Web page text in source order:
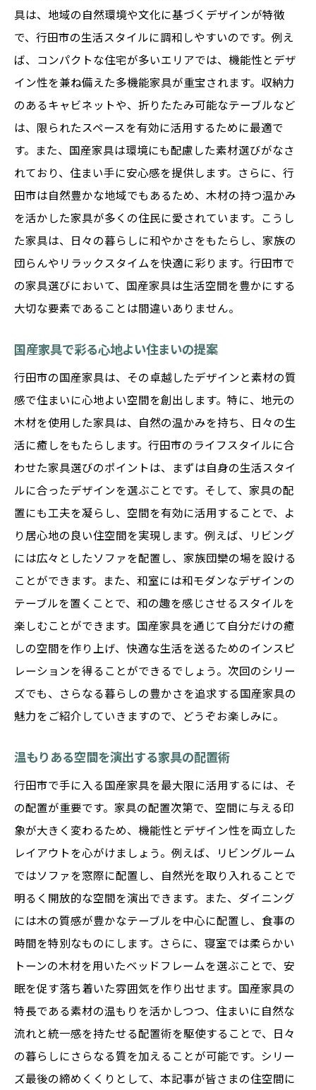
具は、地域の自然環境や文化に基づくデザインが特徴
で、行田市の生活スタイルに調和しやすいのです。例え
ば、コンパクトな住宅が多いエリアでは、機能性とデザ
イン性を兼ね備えた多機能家具が重宝されます。収納力
のあるキャビネットや、折りたたみ可能なテーブルなど
は、限られたスペースを有効に活用するために最適で
す。また、国産家具は環境にも配慮した素材選びがなさ
れており、住まい手に安心感を提供します。さらに、行
田市は自然豊かな地域でもあるため、木材の持つ温かみ
を活かした家具が多くの住民に愛されています。こうし
た家具は、日々の暮らしに和やかさをもたらし、家族の
団らんやリラックスタイムを快適に彩ります。行田市で
の家具選びにおいて、国産家具は生活空間を豊かにする
大切な要素であることは間違いありません。
国産家具で彩る心地よい住まいの提案
行田市の国産家具は、その卓越したデザインと素材の質
感で住まいに心地よい空間を創出します。特に、地元の
木材を使用した家具は、自然の温かみを持ち、日々の生
活に癒しをもたらします。行田市のライフスタイルに合
わせた家具選びのポイントは、まずは自身の生活スタイ
ルに合ったデザインを選ぶことです。そして、家具の配
置にも工夫を凝らし、空間を有効に活用することで、よ
り居心地の良い住空間を実現します。例えば、リビング
には広々としたソファを配置し、家族団欒の場を設ける
ことができます。また、和室には和モダンなデザインの
テーブルを置くことで、和の趣を感じさせるスタイルを
楽しむことができます。国産家具を通じて自分だけの癒
しの空間を作り上げ、快適な生活を送るためのインスピ
レーションを得ることができるでしょう。次回のシリー
ズでも、さらなる暮らしの豊かさを追求する国産家具の
魅力をご紹介していきますので、どうぞお楽しみに。
温もりある空間を演出する家具の配置術
行田市で手に入る国産家具を最大限に活用するには、そ
の配置が重要です。家具の配置次第で、空間に与える印
象が大きく変わるため、機能性とデザイン性を両立した
レイアウトを心がけましょう。例えば、リビングルーム
ではソファを窓際に配置し、自然光を取り入れることで
明るく開放的な空間を演出できます。また、ダイニング
には木の質感が豊かなテーブルを中心に配置し、食事の
時間を特別なものにします。さらに、寝室では柔らかい
トーンの木材を用いたベッドフレームを選ぶことで、安
眠を促す落ち着いた雰囲気を作り出せます。国産家具の
特長である素材の温もりを活かしつつ、住まいに自然な
流れと統一感を持たせる配置術を駆使することで、日々
の暮らしにさらなる質を加えることが可能です。シリー
ズ最後の締めくくりとして、本記事が皆さまの住空間に